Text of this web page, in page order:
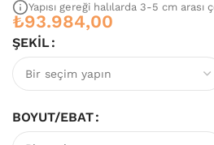
Yapısı gereği halılarda 3-5 cm arası
₺93.984,00
ŞEKIL
BOYUT/EBAT